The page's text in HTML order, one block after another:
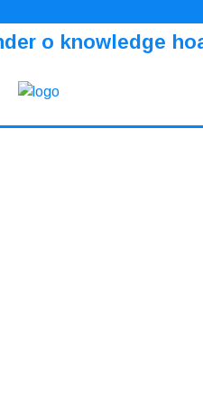
o knowledge